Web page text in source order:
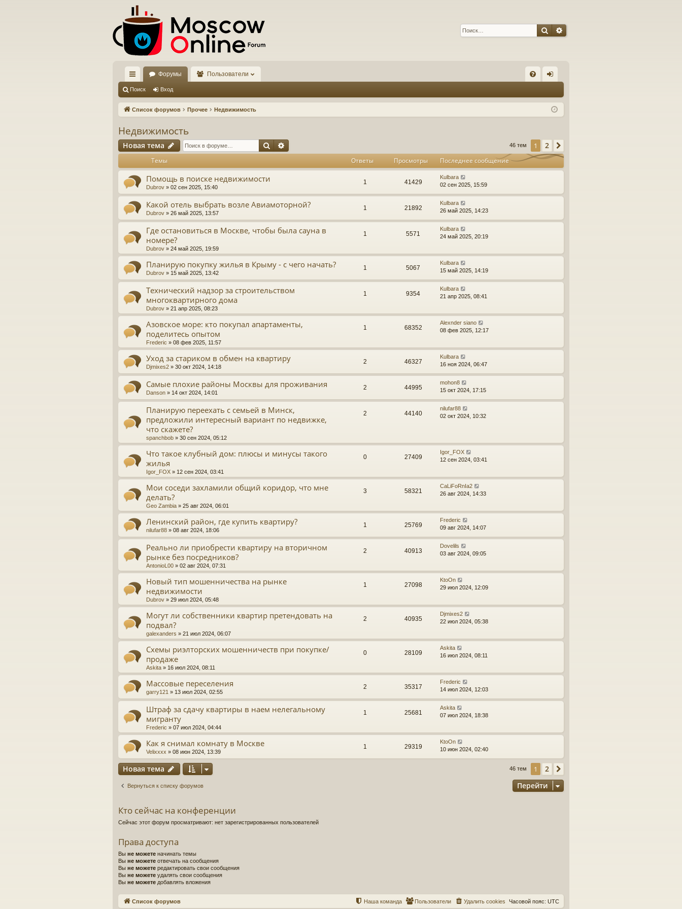
ПоискРасширенный поиск
с
ы
и
Форумы Пользователи
Q д
Поиск Вход
Список форумов Прочее Недвижимость
Недвижимость
Новая тема Поиск 46 тем 1 2
Темы Ответы Просмотры Последнее сообщение
Помощь в поиске недвижимости
Dubrov » 02 сен 2025, 15:40
1 41429
Kulbara
02 сен 2025, 15:59
Какой отель выбрать возле Авиамоторной?
Dubrov » 26 май 2025, 13:57
1 21892
Kulbara
26 май 2025, 14:23
Где остановиться в Москве, чтобы была сауна в
номере?
Dubrov » 24 май 2025, 19:59
1 5571
Kulbara
24 май 2025, 20:19
Планирую покупку жилья в Крыму - с чего начать?
Dubrov » 15 май 2025, 13:42
1 5067
Kulbara
15 май 2025, 14:19
Технический надзор за строительством
многоквартирного дома
Dubrov » 21 апр 2025, 08:23
1 9354
Kulbara
21 апр 2025, 08:41
Азовское море: кто покупал апартаменты,
поделитесь опытом
Frederic » 08 фев 2025, 11:57
1 68352
Alexnder siano
08 фев 2025, 12:17
Уход за стариком в обмен на квартиру
Djmixes2 » 30 окт 2024, 14:18
2 46327
Kulbara
16 ноя 2024, 06:47
Самые плохие районы Москвы для проживания
Danson » 14 окт 2024, 14:01
2 44995
mohon8
15 окт 2024, 17:15
Планирую переехать с семьей в Минск,
предложили интересный вариант по недвижке,
что скажете?
spanchbob » 30 сен 2024, 05:12
2 44140
nilufar88
02 окт 2024, 10:32
Что такое клубный дом: плюсы и минусы такого
жилья
Igor_FOX » 12 сен 2024, 03:41
0 27409
Igor_FOX
12 сен 2024, 03:41
Мои соседи захламили общий коридор, что мне
делать?
Geo Zambia » 25 авг 2024, 06:01
3 58321
CaLiFoRnIa2
26 авг 2024, 14:33
Ленинский район, где купить квартиру?
nilufar88 » 08 авг 2024, 18:06
1 25769
Frederic
09 авг 2024, 14:07
Реально ли приобрести квартиру на вторичном
рынке без посредников?
AntonioL00 » 02 авг 2024, 07:31
2 40913
Dovelils
03 авг 2024, 09:05
Новый тип мошенничества на рынке
недвижимости
Dubrov » 29 июл 2024, 05:48
1 27098
KtoOn
29 июл 2024, 12:09
Могут ли собственники квартир претендовать на
подвал?
galexanders » 21 июл 2024, 06:07
2 40935
Djmixes2
22 июл 2024, 05:38
Схемы риэлторских мошенничеств при покупке/
продаже
Askita » 16 июл 2024, 08:11
0 28109
Askita
16 июл 2024, 08:11
Массовые переселения
garry121 » 13 июл 2024, 02:55
2 35317
Frederic
14 июл 2024, 12:03
Штраф за сдачу квартиры в наем нелегальному
мигранту
Frederic » 07 июл 2024, 04:44
1 25681
Askita
07 июл 2024, 18:38
Как я снимал комнату в Москве
Velixxxx » 08 июн 2024, 13:39
1 29319
KtoOn
10 июн 2024, 02:40
Новая тема 46 тем 1 2
Вернуться к списку форумов Перейти
Кто сейчас на конференции
Сейчас этот форум просматривают: нет зарегистрированных пользователей
Права доступа
Вы не можете начинать темы
Вы не можете отвечать на сообщения
Вы не можете редактировать свои сообщения
Вы не можете удалять свои сообщения
Вы не можете добавлять вложения
Список форумов Часовой пояс: UTC
Удалить cookies
Пользователи
Наша команда